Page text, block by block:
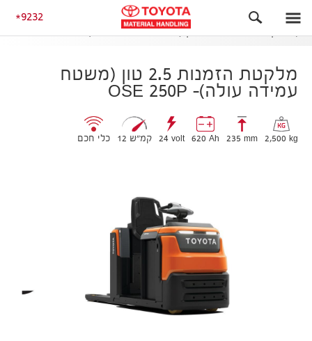
9232
ליקוט בגובה ריצפה
מלקטת הזמנות 2.5 טון (משטח עמידה עולה)- OSE 250P
מלקטת הזמנות 2.5 טון (משטח
עמידה עולה)- OSE 250P
2,500 kg
235 mm
620 Ah
24 volt 12 קמ״ש כלי חכם